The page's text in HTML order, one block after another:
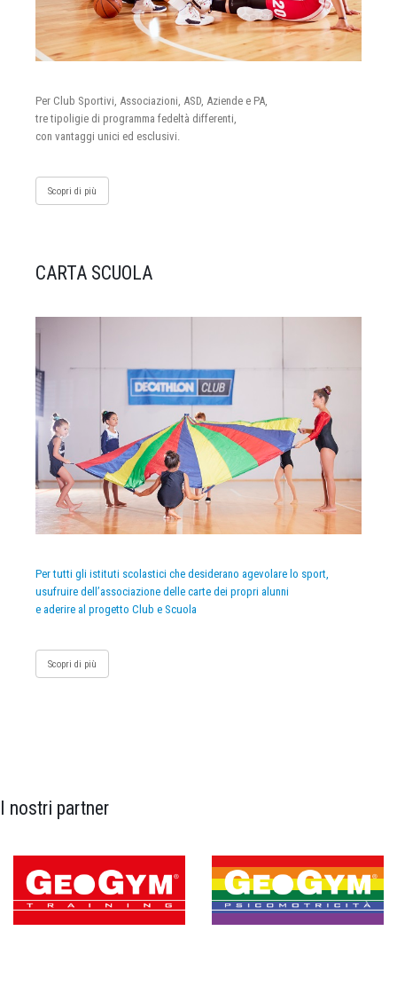
Per Club Sportivi, Associazioni, ASD, Aziende e PA,
tre tipoligie di programma fedeltà differenti,
con vantaggi unici ed esclusivi.
Scopri di più
CARTA SCUOLA
Per tutti gli istituti scolastici che desiderano agevolare lo sport,
usufruire dell’associazione delle carte dei propri alunni
e aderire al progetto Club e Scuola
Scopri di più
I nostri partner